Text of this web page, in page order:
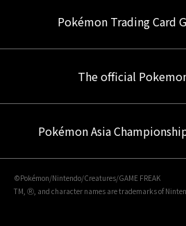
Pokémon Trading Card
The official
Pokémon Asia
©Pokémon/Nintendo/Creatures/GAME FREAK
TM, Ⓡ, and character names are trademarks of